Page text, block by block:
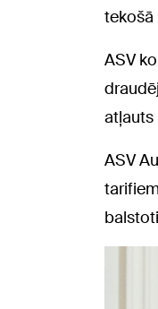
tekošā
ASV
atļauts
ASV